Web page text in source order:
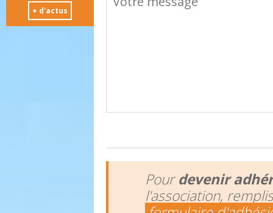
Pourdevenir
l'association,
+ d'actus